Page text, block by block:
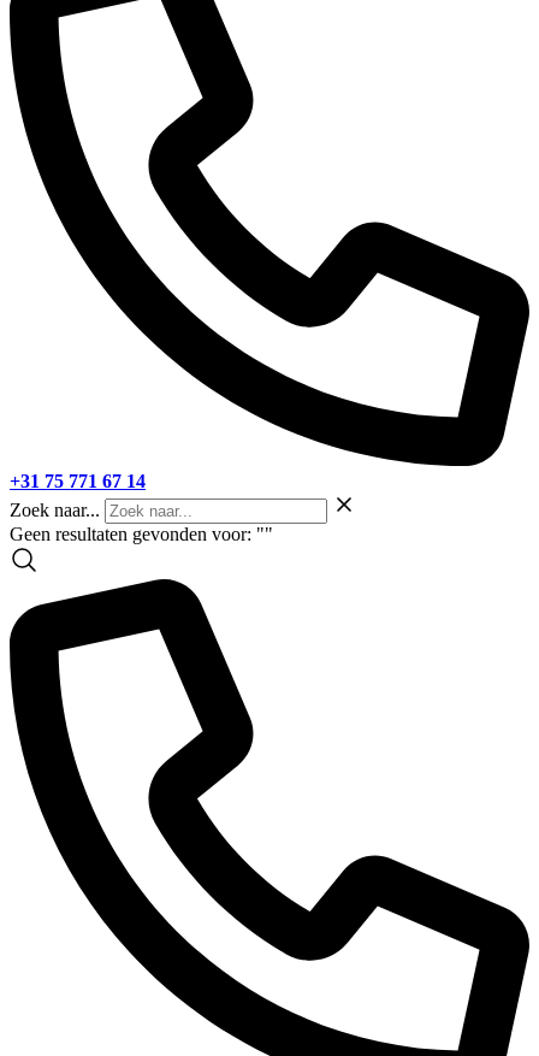
+31 75 771 67 14
Zoek naar...
Geen resultaten gevonden voor: ""